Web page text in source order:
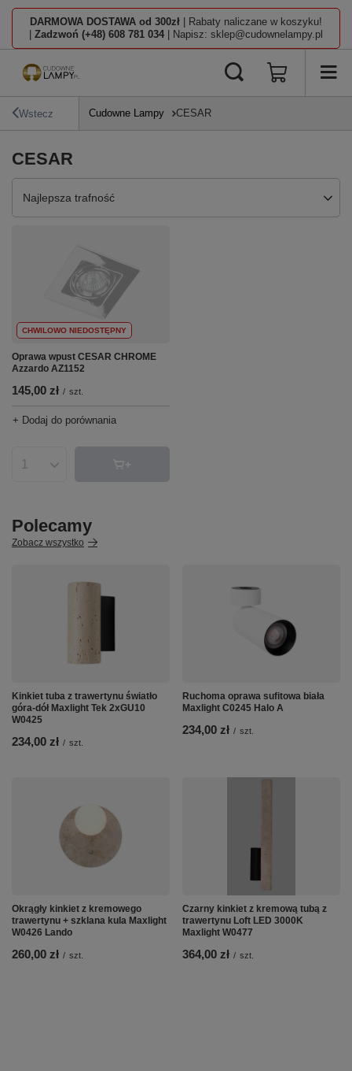
DARMOWA DOSTAWA od 300zł | Rabaty naliczane w koszyku!
Zadzwoń (+48) 608 781 034 | Napisz: sklep@cudownelampy.pl
Wstecz Cudowne Lampy CESAR
CESAR
Zmień sortowanie
Najlepsza trafność
CHWILOWO NIEDOSTĘPNY
Oprawa wpust CESAR CHROME
Azzardo AZ1152
145,00 zł / szt.
+ Dodaj do porównania
Ilość produktów
Polecamy
Zobacz wszystko
Kinkiet tuba z trawertynu światło
góra-dół Maxlight Tek 2xGU10
W0425
234,00 zł / szt.
Ruchoma oprawa sufitowa biała
Maxlight C0245 Halo A
234,00 zł / szt.
Okrągły kinkiet z kremowego
trawertynu + szklana kula Maxlight
W0426 Lando
260,00 zł / szt.
Czarny kinkiet z kremową tubą z
trawertynu Loft LED 3000K
Maxlight W0477
364,00 zł / szt.